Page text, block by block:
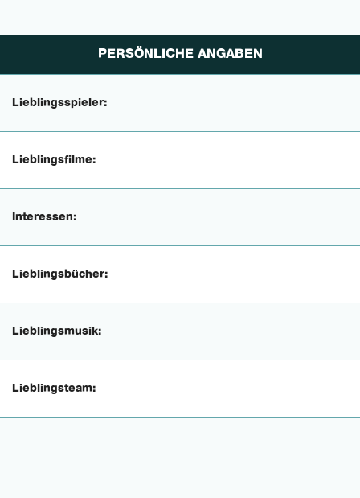
PERSÖNLICHE ANGABEN
Lieblingsspieler:
Lieblingsfilme:
Interessen:
Lieblingsbücher:
Lieblingsmusik:
Lieblingsteam: